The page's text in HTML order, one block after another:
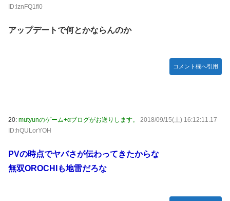
ID:lznFQ1fl0
アップデートで何とかならんのか
コメント欄へ引用
20: mutyunのゲーム+αブログがお送りします。
2018/09/15(土) 16:12:11.17
ID:hQULorYOH
PVの時点でヤバさが伝わってきたからな
無双OROCHIも地雷だろな